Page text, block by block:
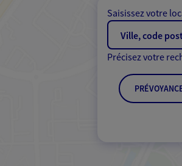
Saisissez votre
Précisez votre